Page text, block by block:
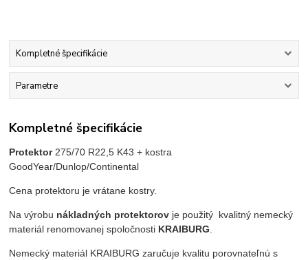
Kompletné špecifikácie
Parametre
Kompletné špecifikácie
Protektor275/70 R22,5 K43+ kostra
GoodYear/Dunlop/Continental
Cena protektoru je vrátane kostry.
Na výrobu nákladných protektorov je použitý kvalitný nemecký
materiál renomovanej spoločnosti KRAIBURG
Nemecký materiál KRAIBURG zaručuje kvalitu porovnateľnú s